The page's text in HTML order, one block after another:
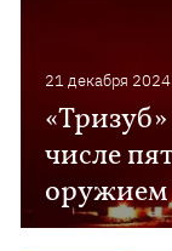
21 декабря 2024
числе
оружием